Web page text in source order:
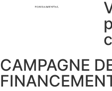
CAMPAGNE